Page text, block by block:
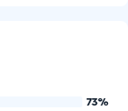
73%